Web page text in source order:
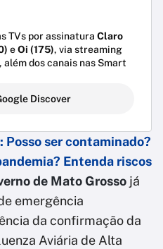
TVs por assinatura Claro
eOi (175), via streaming
, além dos canais nas Smart
Discover
Posso ser contaminado?
Entenda riscos
de Mato Grosso já
emergência
da confirmação da
Aviária de Alta